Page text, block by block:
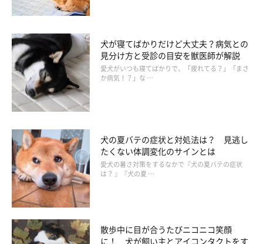
画像は「LINE STORE」公式サイトのスクリーンショット
最後は、Es Design inc制作の
の8」！ ぴょこぴょこと動くチビ柴スタンプは、愛嬌たっぷり
♡
犬が寝てばかりだけど大丈夫？病気との
見分け方と受診の目安を獣医師が解説
愛犬がいつも寝てばかりで、「疲れてる？」「まさ
か病気！？」な …
犬の夏バテの症状と対処法は？ 見逃し
たくない体調変化のサインとは
愛犬の暑さ対策をするなかで『犬の夏バテの症状
は？ 』『犬の夏 …
散歩中に目が合うたびニコニコ笑顔
に！ 犬が飼い主とアイコンタクトをす